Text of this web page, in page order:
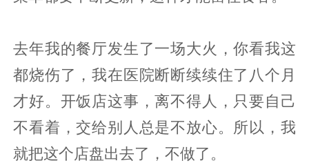
去年我的餐厅发生了一场大火，你看我这
都烧伤了，我在医院断断续续住了八个月
才好。开饭店这事，离不得人，只要自己
不看着，交给别人总是不放心。所以，我
就把这个店盘出去了，不做了。